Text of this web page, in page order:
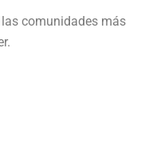
comunidades más